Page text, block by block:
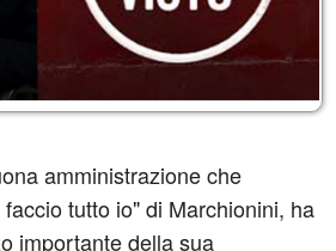
amministrazione che
tutto io" di Marchionini, ha
importante della sua